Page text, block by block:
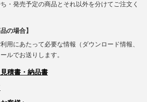
・発売予定の商品とそれ以外を分けてご注文く
の場合】
用にあたって必要な情報（ダウンロード情報、
ルでお送りします。
積書・納品書